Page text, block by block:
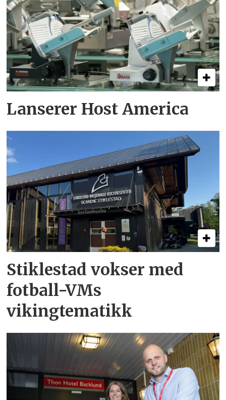
Lanserer Host America
Stiklestad vokser med
fotball-VMs
vikingtematikk